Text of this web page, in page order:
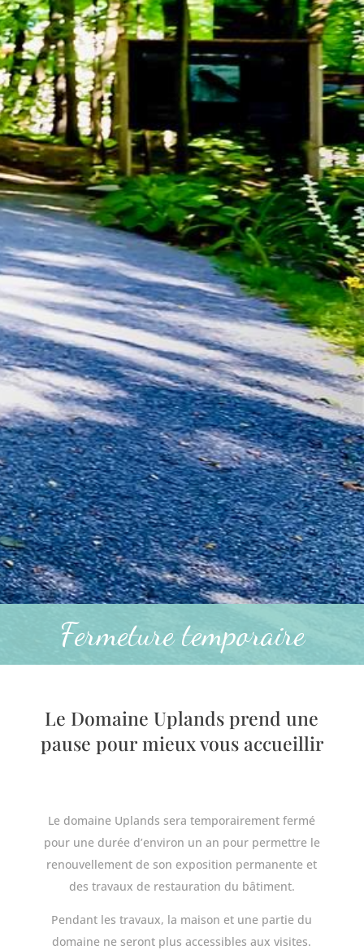
Fermeture temporaire
Le Domaine Uplands prend une
pause pour mieux vous accueillir
Le domaine Uplands sera temporairement fermé
pour une durée d’environ un an pour permettre le
renouvellement de son exposition permanente et
des travaux de restauration du bâtiment.
Pendant les travaux, la maison et une partie du
domaine ne seront plus accessibles aux visites.